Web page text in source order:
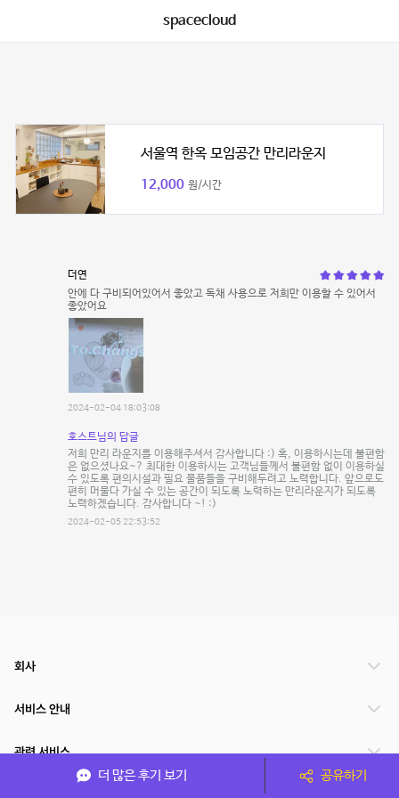
spacecloud
서울역 한옥 모임공간 만리라운지
12,000 원/시간
더연
안에 다 구비되어있어서 좋았고 독채 사용으로 저희만 이용할 수 있어서
좋았어요
2024-02-04 18:03:08
호스트님의 답글
저희 만리 라운지를 이용해주셔서 감사합니다 :) 혹, 이용하시는데 불편함
은 없으셨나요~? 최대한 이용하시는 고객님들께서 불편함 없이 이용하실
수 있도록 편의시설과 필요 물품들을 구비해두려고 노력합니다. 앞으로도
편히 머물다 가실 수 있는 공간이 되도록 노력하는 만리라운지가 되도록
노력하겠습니다. 감사합니다 ~! :)
2024-02-05 22:53:52
더 많은 후기 보기 공유하기
회사
서비스 안내
관련 서비스